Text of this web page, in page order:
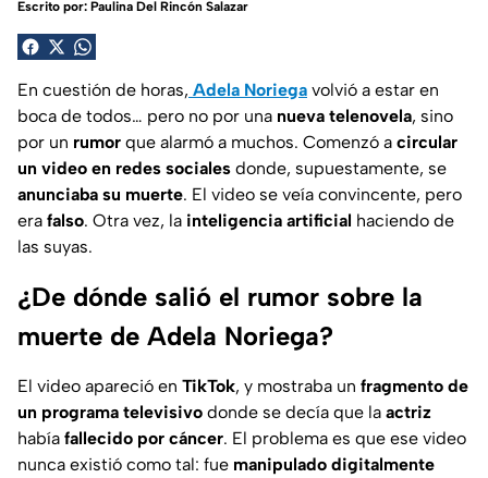
Escrito por: Paulina Del Rincón Salazar
En cuestión de horas, Adela Noriega volvió a estar en
boca de todos… pero no por una nueva telenovela, sino
por un rumor que alarmó a muchos. Comenzó a circular
un video en redes sociales donde, supuestamente, se
anunciaba su muerte. El video se veía convincente, pero
era falso. Otra vez, la inteligencia artificial haciendo de
las suyas.
¿De dónde salió el rumor sobre la
muerte de Adela Noriega?
El video apareció en TikTok, y mostraba un fragmento de
un programa televisivo donde se decía que la actriz
había fallecido por cáncer. El problema es que ese video
nunca existió como tal: fue manipulado digitalmente